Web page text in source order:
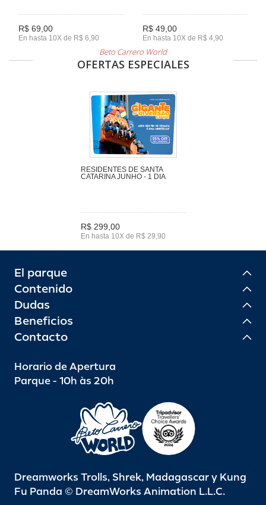
R$ 69,00
En hasta 10X de R$ 6,90
R$ 49,00
En hasta 10X de R$ 4,90
Beto Carrero World
OFERTAS ESPECIALES
RESIDENTES DE SANTA
CATARINA JUNHO - 1 DIA
R$ 299,00
En hasta 10X de R$ 29,90
El parque
Contenido
Dudas
Beneficios
Contacto
Horario de Apertura
Parque - 10h às 20h
Dreamworks Trolls, Shrek, Madagascar y Kung
Fu Panda © DreamWorks Animation L.L.C.